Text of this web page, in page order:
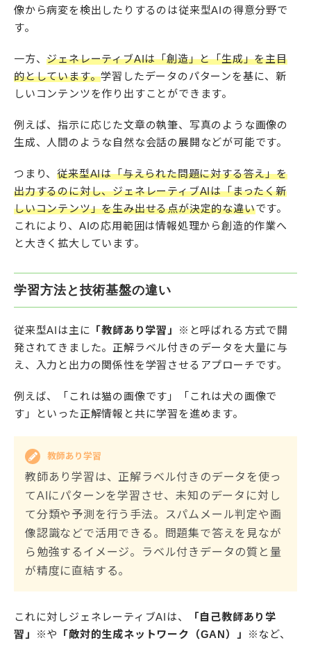
像から病変を検出したりするのは従来型AIの得意分野で
す。
一方、ジェネレーティブAIは「創造」と「生成」を主目
的としています。学習したデータのパターンを基に、新
しいコンテンツを作り出すことができます。
例えば、指示に応じた文章の執筆、写真のような画像の
生成、人間のような自然な会話の展開などが可能です。
つまり、従来型AIは「与えられた問題に対する答え」を
出力するのに対し、ジェネレーティブAIは「まったく新
しいコンテンツ」を生み出せる点が決定的な違いです。
これにより、AIの応用範囲は情報処理から創造的作業へ
と大きく拡大しています。
学習方法と技術基盤の違い
従来型AIは主に 「教師あり学習」※ と呼ばれる方式で開
発されてきました。正解ラベル付きのデータを大量に与
え、入力と出力の関係性を学習させるアプローチです。
例えば、「これは猫の画像です」「これは犬の画像で
す」といった正解情報と共に学習を進めます。
教師あり学習
教師あり学習は、正解ラベル付きのデータを使っ
てAIにパターンを学習させ、未知のデータに対し
て分類や予測を行う手法。スパムメール判定や画
像認識などで活用できる。問題集で答えを見なが
ら勉強するイメージ。ラベル付きデータの質と量
が精度に直結する。
これに対しジェネレーティブAIは、
「自己教師あり学
習」
※や 「敵対的生成ネットワーク（GAN）」
※など、